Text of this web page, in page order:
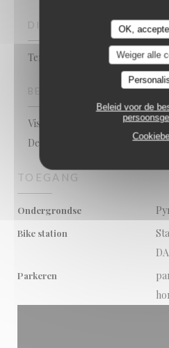
OK,
Weiger alle
Beleid voor de
DIENSTEN
Terras, betaald parkeren
BETAALMETHODEN
Visa, restaurant van Titres,
Debetkaart, American Express
TOEGANG
Ondergrondse
Bike station
Parkeren